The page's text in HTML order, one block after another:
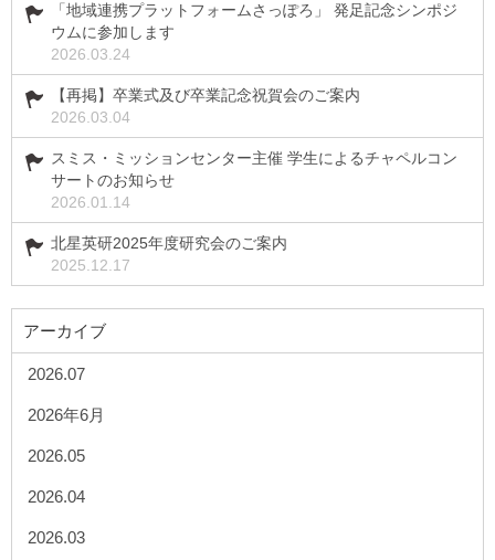
「地域連携プラットフォームさっぽろ」 発足記念シンポジ
ウムに参加します
2026.03.24
【再掲】卒業式及び卒業記念祝賀会のご案内
2026.03.04
スミス・ミッションセンター主催 学生によるチャペルコン
サートのお知らせ
2026.01.14
北星英研2025年度研究会のご案内
2025.12.17
アーカイブ
2026.07
2026年6月
2026.05
2026.04
2026.03